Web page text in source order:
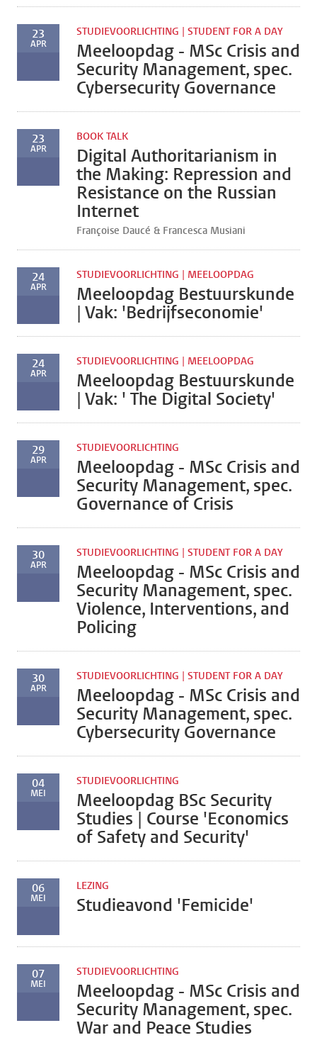
23
APR
STUDIEVOORLICHTING | STUDENT FOR A DAY
Meeloopdag - MSc Crisis and
Security Management, spec.
Cybersecurity Governance
23
APR
BOOK TALK
Digital Authoritarianism in
the Making: Repression and
Resistance on the Russian
Internet
Françoise Daucé & Francesca Musiani
24
APR
STUDIEVOORLICHTING | MEELOOPDAG
Meeloopdag Bestuurskunde
| Vak: 'Bedrijfseconomie'
24
APR
STUDIEVOORLICHTING | MEELOOPDAG
Meeloopdag Bestuurskunde
| Vak: ' The Digital Society'
29
APR
STUDIEVOORLICHTING
Meeloopdag - MSc Crisis and
Security Management, spec.
Governance of Crisis
30
APR
STUDIEVOORLICHTING | STUDENT FOR A DAY
Meeloopdag - MSc Crisis and
Security Management, spec.
Violence, Interventions, and
Policing
30
APR
STUDIEVOORLICHTING | STUDENT FOR A DAY
Meeloopdag - MSc Crisis and
Security Management, spec.
Cybersecurity Governance
04
MEI
STUDIEVOORLICHTING
Meeloopdag BSc Security
Studies | Course 'Economics
of Safety and Security'
06
MEI
LEZING
Studieavond 'Femicide'
07
MEI
STUDIEVOORLICHTING
Meeloopdag - MSc Crisis and
Security Management, spec.
War and Peace Studies